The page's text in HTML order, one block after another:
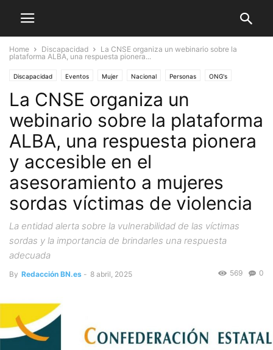
Home Discapacidad
La CNSE organiza un webinario sobre la
plataforma ALBA, una respuesta pionera...
Discapacidad Eventos Mujer Nacional Personas ONG's
La CNSE organiza un
webinario sobre la plataforma
ALBA, una respuesta pionera
y accesible en el
asesoramiento a mujeres
sordas víctimas de violencia
La entidad alerta sobre la vulnerabilidad de las víctimas
sordas y la importancia de brindarles una respuesta
adecuada
By Redacción BN.es - 8 abril, 2025 0
569